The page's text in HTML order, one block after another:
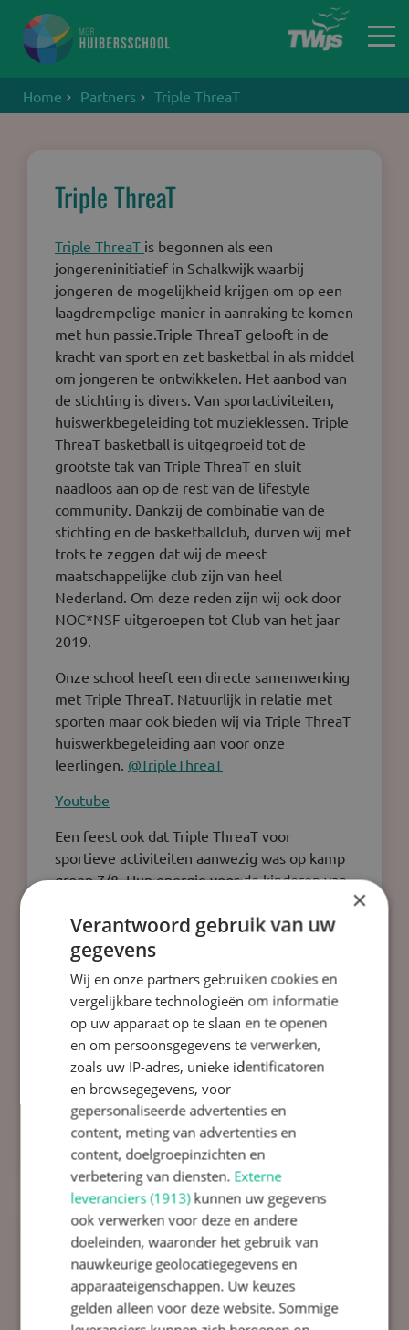
Home
Home Partners Triple ThreaT
Triple ThreaT
Triple ThreaT is begonnen als een
jongereninitiatief in Schalkwijk waarbij
jongeren de mogelijkheid krijgen om op een
laagdrempelige manier in aanraking te komen
met hun passie.Triple ThreaT gelooft in de
kracht van sport en zet basketbal in als middel
om jongeren te ontwikkelen. Het aanbod van
de stichting is divers. Van sportactiviteiten,
huiswerkbegeleiding tot muzieklessen. Triple
ThreaT basketball is uitgegroeid tot de
grootste tak van Triple ThreaT en sluit
naadloos aan op de rest van de lifestyle
community. Dankzij de combinatie van de
stichting en de basketballclub, durven wij met
trots te zeggen dat wij de meest
maatschappelijke club zijn van heel
Nederland. Om deze reden zijn wij ook door
NOC*NSF uitgeroepen tot Club van het jaar
2019.
Onze school heeft een directe samenwerking
met Triple ThreaT. Natuurlijk in relatie met
sporten maar ook bieden wij via Triple ThreaT
huiswerkbegeleiding aan voor onze
leerlingen. @TripleThreaT
Youtube
Een feest ook dat Triple ThreaT voor
sportieve activiteiten aanwezig was op kamp
groep 7/8. Hun energie voor de kinderen van
×
Verantwoord gebruik van uw
gegevens
Wij en onze partners gebruiken cookies en
vergelijkbare technologieën om informatie
op uw apparaat op te slaan en te openen
en om persoonsgegevens te verwerken,
zoals uw IP-adres, unieke identificatoren
en browsegegevens, voor
gepersonaliseerde advertenties en
content, meting van advertenties en
content, doelgroepinzichten en
verbetering van diensten. Externe
leveranciers (1913)kunnen uw gegevens
ook verwerken voor deze en andere
doeleinden, waaronder het gebruik van
nauwkeurige geolocatiegegevens en
apparaateigenschappen. Uw keuzes
gelden alleen voor deze website. Sommige